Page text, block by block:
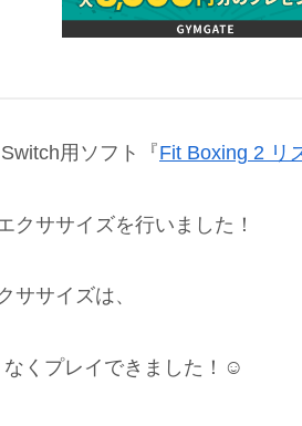
用ソフト『Fit Boxing 2 リ
クササイズを行いました！
ササイズは、
なくプレイできました！☺️